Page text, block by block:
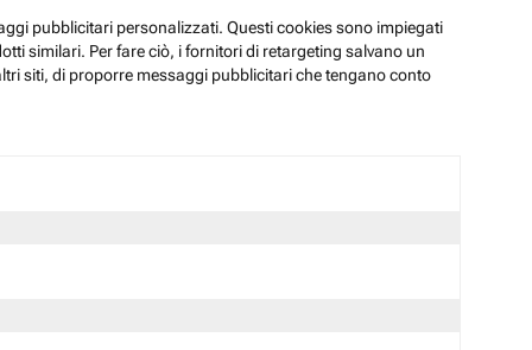
pubblicitari personalizzati. Questi cookies sono impiegati
similari. Per fare ciò, i fornitori di retargeting salvano un
siti, di proporre messaggi pubblicitari che tengano conto